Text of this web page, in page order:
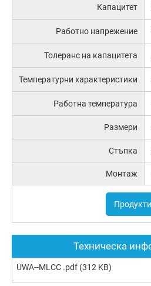
Капацитет
Работно напрежение
Толеранс на капацитета
Температурни характеристики
Работна температура
Размери
Стъпка
Монтаж
Техническа
UWA--MLCC .pdf (312 KB)